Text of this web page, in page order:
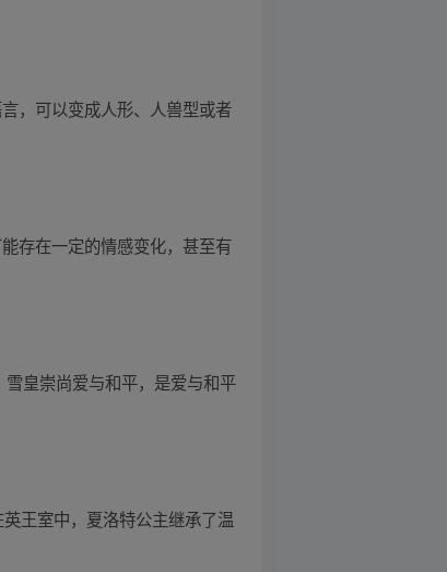
，可以变成人形、人兽型或者
存在一定的情感变化，甚至有
皇崇尚爱与和平，是爱与和平
王室中，夏洛特公主继承了温